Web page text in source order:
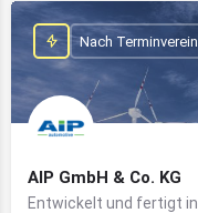
AIP GmbH & Co. KG
Nach